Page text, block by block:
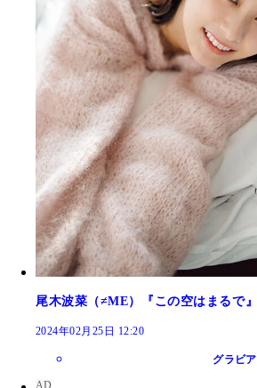
尾木波菜（≠ME）『この空はまるで』
2024年02月25日 12:20
グラビア